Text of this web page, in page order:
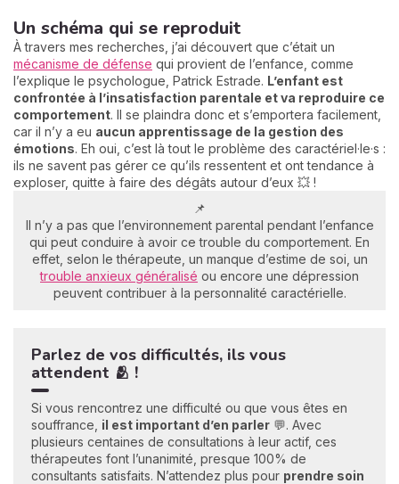
Un schéma qui se reproduit
À travers mes recherches, j’ai découvert que c’était un
mécanisme de défense qui provient de l’enfance, comme
l’explique le psychologue, Patrick Estrade. L’enfant est
confrontée à l’insatisfaction parentale et va reproduire ce
comportement. Il se plaindra donc et s’emportera facilement,
car il n’y a eu aucun apprentissage de la gestion des
émotions. Eh oui, c’est là tout le problème des caractériel·le·s :
ils ne savent pas gérer ce qu’ils ressentent et ont tendance à
exploser, quitte à faire des dégâts autour d’eux 💥 !
📌
Il n’y a pas que l’environnement parental pendant l’enfance
qui peut conduire à avoir ce trouble du comportement. En
effet, selon le thérapeute, un manque d’estime de soi, un
trouble anxieux généralisé ou encore une dépression
peuvent contribuer à la personnalité caractérielle.
Parlez de vos difficultés, ils vous
attendent 🫂 !
Si vous rencontrez une difficulté ou que vous êtes en
souffrance, il est important d’en parler 💬. Avec
plusieurs centaines de consultations à leur actif, ces
thérapeutes font l’unanimité, presque 100% de
consultants satisfaits. N’attendez plus pour prendre soin